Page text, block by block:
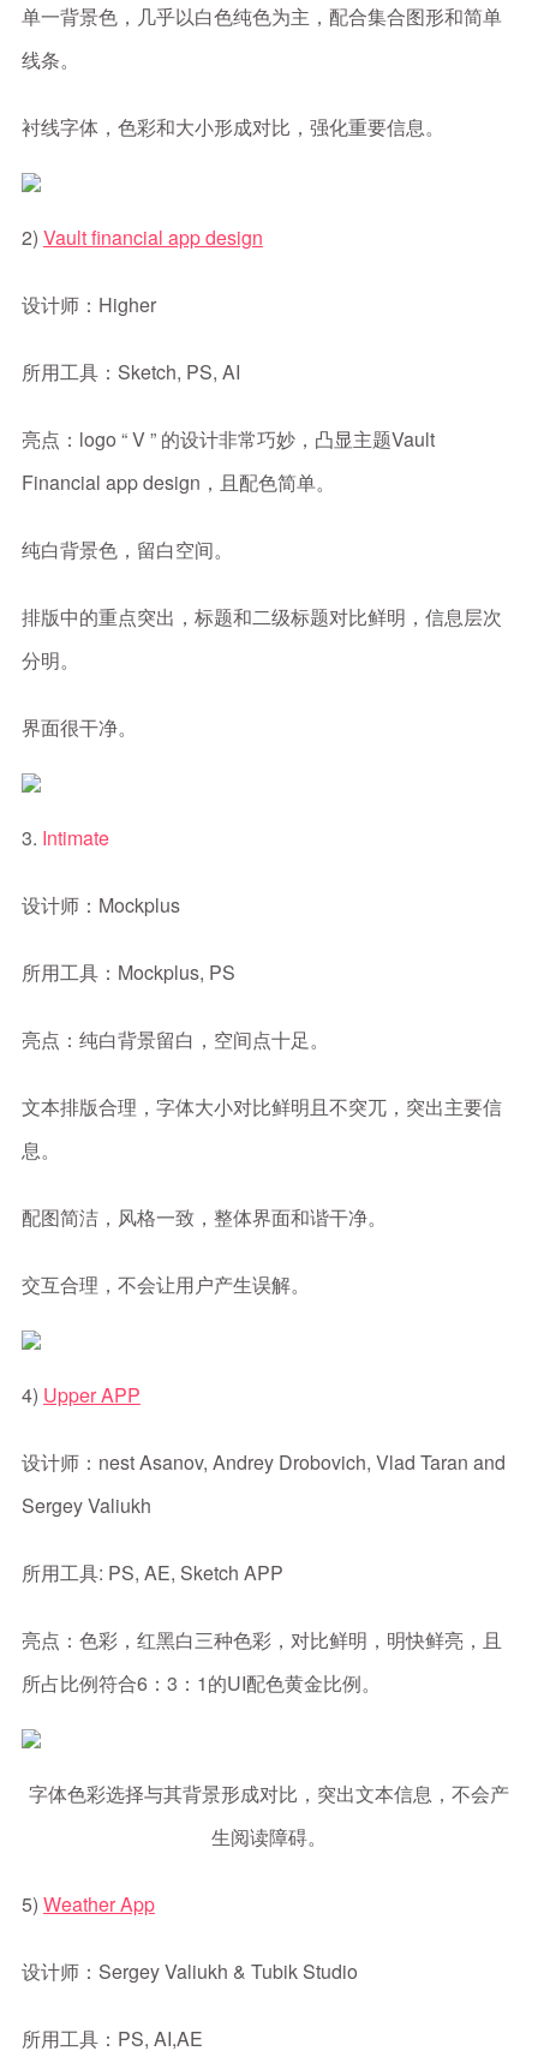
单一背景色，几乎以白色纯色为主，配合集合图形和简单
线条。
衬线字体，色彩和大小形成对比，强化重要信息。
2) Vault financial app design
设计师：Higher
所用工具：Sketch, PS, AI
亮点：logo “ V ” 的设计非常巧妙，凸显主题Vault
Financial app design，且配色简单。
纯白背景色，留白空间。
排版中的重点突出，标题和二级标题对比鲜明，信息层次
分明。
界面很干净。
3. Intimate
设计师：Mockplus
所用工具：Mockplus, PS
亮点：纯白背景留白，空间点十足。
文本排版合理，字体大小对比鲜明且不突兀，突出主要信
息。
配图简洁，风格一致，整体界面和谐干净。
交互合理，不会让用户产生误解。
4) Upper APP
设计师：nest Asanov, Andrey Drobovich, Vlad Taran and
Sergey Valiukh
所用工具: PS, AE, Sketch APP
亮点：色彩，红黑白三种色彩，对比鲜明，明快鲜亮，且
所占比例符合6：3：1的UI配色黄金比例。
字体色彩选择与其背景形成对比，突出文本信息，不会产
生阅读障碍。
5) Weather App
设计师：Sergey Valiukh & Tubik Studio
所用工具：PS, AI,AE